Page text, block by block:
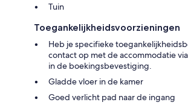
Tuin
Toegankelijkheidsvoorzieningen
Heb je specifieke
contact op met de accommodatie
in de boekingsbevestiging.
Gladde vloer in de kamer
Goed verlicht pad naar de ingang